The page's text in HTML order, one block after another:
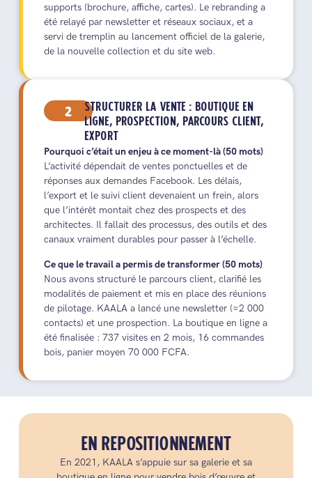
supports (brochure, affiche, cartes). Le rebranding a
été relayé par newsletter et réseaux sociaux, et a
servi de tremplin au lancement officiel de la galerie,
de la nouvelle collection et du site web.
2
STRUCTURER LA VENTE : BOUTIQUE EN
LIGNE, PROSPECTION, PARCOURS CLIENT,
EXPORT
Pourquoi c’était un enjeu à ce moment-là (50 mots)
L’activité dépendait de ventes ponctuelles et de
réponses aux demandes Facebook. Les délais,
l’export et le suivi client devenaient un frein, alors
que l’intérêt montait chez des prospects et des
architectes. Il fallait des processus, des outils et des
canaux vraiment durables pour passer à l’échelle.
Ce que le travail a permis de transformer (50 mots)
Nous avons structuré le parcours client, clarifié les
modalités de paiement et mis en place des réunions
de pilotage. KAALA a lancé une newsletter (≈2 000
contacts) et une prospection. La boutique en ligne a
été finalisée : 737 visites en 2 mois, 16 commandes
bois, panier moyen 70 000 FCFA.
EN REPOSITIONNEMENT
En 2021, KAALA s’appuie sur sa galerie et sa